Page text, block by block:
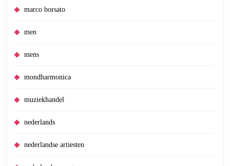
marco borsato
men
mens
mondharmonica
muziekhandel
nederlands
nederlandse artiesten